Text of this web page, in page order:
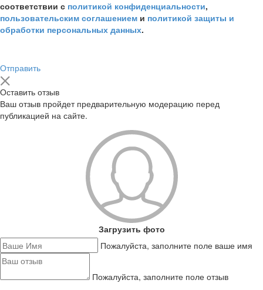
соответствии с политикой конфиденциальности,
пользовательским соглашением и политикой защиты и
обработки персональных данных.
Отправить
Оставить отзыв
Ваш отзыв пройдет предварительную модерацию перед
публикацией на сайте.
Загрузить фото
Пожалуйста, заполните поле ваше имя
Пожалуйста, заполните поле отзыв